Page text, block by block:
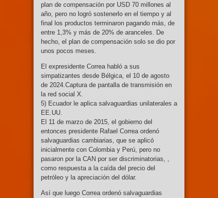
plan de compensación por USD 70 millones al
año, pero no logró sostenerlo en el tiempo y al
final los productos terminaron pagando más, de
entre 1,3% y más de 20% de aranceles. De
hecho, el plan de compensación solo se dio por
unos pocos meses.
El expresidente Correa habló a sus
simpatizantes desde Bélgica, el 10 de agosto
de 2024.Captura de pantalla de transmisión en
la red social X.
5) Ecuador le aplica salvaguardias unilaterales a
EE.UU.
El 11 de marzo de 2015, el gobierno del
entonces presidente Rafael Correa ordenó
salvaguardias cambiarias, que se aplicó
inicialmente con Colombia y Perú, pero no
pasaron por la CAN por ser discriminatorias, ,
como respuesta a la caída del precio del
petróleo y la apreciación del dólar.
Así que luego Correa ordenó salvaguardias